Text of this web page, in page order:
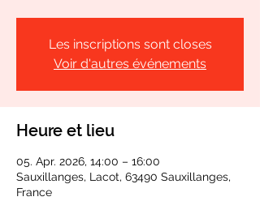
Les inscriptions sont closes
Voir d'autres événements
Heure et lieu
05. Apr. 2026, 14:00 – 16:00
Sauxillanges, Lacot, 63490 Sauxillanges,
France